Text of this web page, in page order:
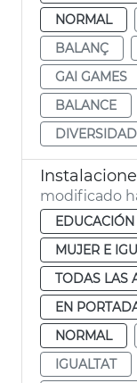
NORMAL
BALANÇ
GAI GAMES
BALANCE
DIVERSIDAD
modificado
MUJER E
TODAS LAS
EN
NORMAL
IGUALTAT